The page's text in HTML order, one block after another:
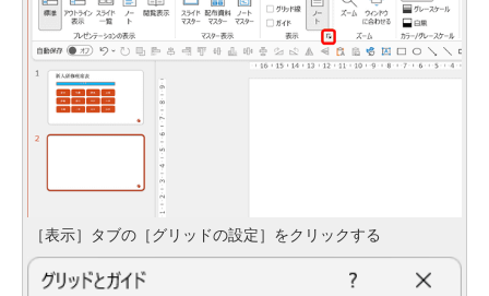
［表示］タブの［グリッドの設定］をクリックする